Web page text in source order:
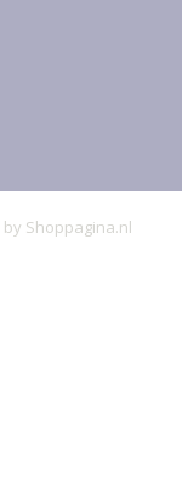
Shoppagina.nl